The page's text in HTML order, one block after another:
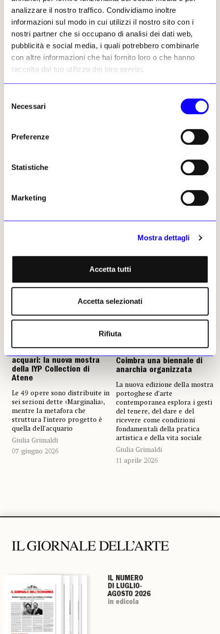
analizzare il nostro traffico. Condividiamo inoltre
informazioni sul modo in cui utilizzi il nostro sito con i
nostri partner che si occupano di analisi dei dati web,
pubblicità e social media, i quali potrebbero combinarle
con altre informazioni che hai fornito loro o che hanno
raccolto dal tuo utilizzo dei loro servizi.
delNecessari
Preferenze
Statistiche
Marketing
Mostra dettagli
Accetta tutti
Accetta selezionati
Rifiuta
Altri articoli dell'autore
ampia sulla fotografia
Paesi espongono non solo
oggetti e testi
parte dalla Biennale di
d’arte contemporanea,
intitolata «Everything must
resistenza, ma anche lavori
acquari: la nuova mostra
della IYP Collection di
Atene
Le 49 opere sono distribuite in
sei sezioni dette «Marginalia»,
mentre la metafora che
struttura l’intero progetto è
quella dell’acquario
Giulia Grimaldi
07 giugno 2026
NEWS
Coimbra una biennale di
anarchia organizzata
La nuova edizione della mostra
portoghese d’arte
contemporanea esplora i gesti
del tenere, del dare e del
ricevere come condizioni
fondamentali della pratica
artistica e della vita sociale
Giulia Grimaldi
11 aprile 2026
IL NUMERO
DI LUGLIO-
AGOSTO 2026
in edicola
IL NUMERO
DI LUGLIO-
AGOSTO 2026
in edicola
IL NUMERO
DI LUGLIO-
AGOSTO 2026
in edicola
IL NUMERO
DI LUGLIO-
AGOSTO 2026
in edicola